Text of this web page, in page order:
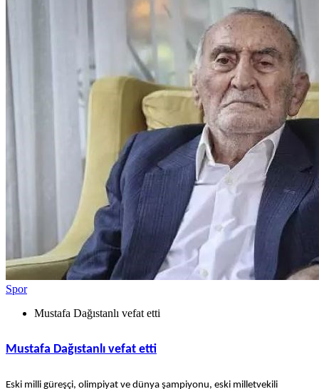
Spor
Mustafa Dağıstanlı vefat etti
Mustafa Dağıstanlı vefat etti
Eski milli güreşçi, olimpiyat ve dünya şampiyonu, eski milletvekili